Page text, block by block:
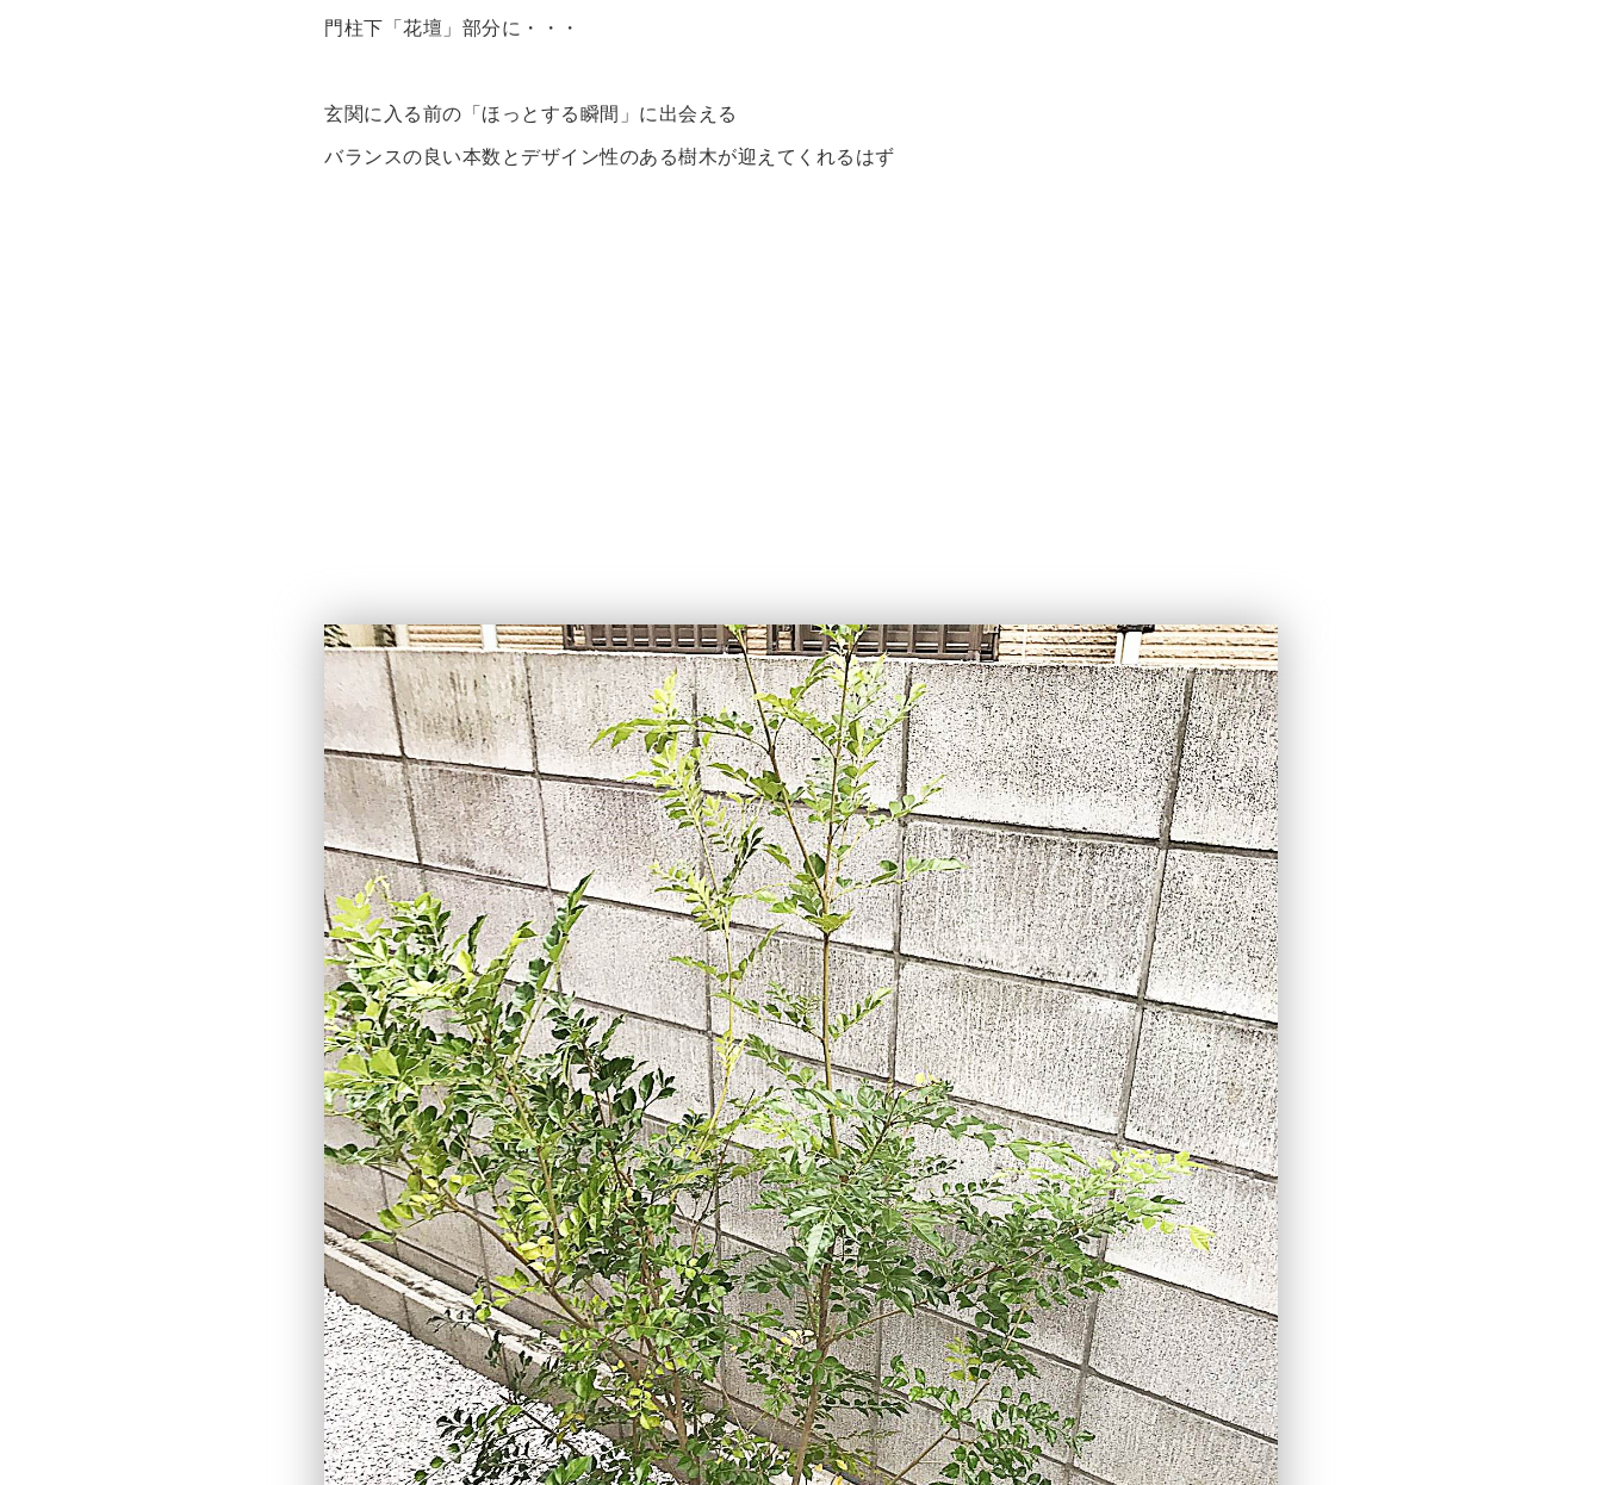
門柱下「花壇」部分に・・・
玄関に入る前の「ほっとする瞬間」に出会える
バランスの良い本数とデザイン性のある樹木が迎えてくれるはず